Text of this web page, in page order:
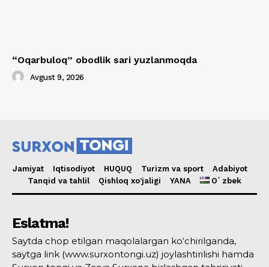
“Oqarbuloq” obodlik sari yuzlanmoqda
Avgust 9, 2026
Jamiyat Iqtisodiyot HUQUQ Turizm va sport
Adabiyot
Tanqid va tahlil
Qishloq xo’jaligi YANA Oʻzbek
Eslatma!
Saytda chop etilgan maqolalargan ko‘chirilganda,
saytga link (www.surxontongi.uz) joylashtirilishi hamda